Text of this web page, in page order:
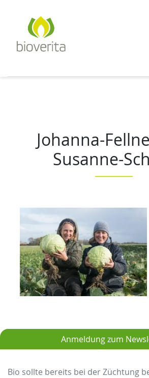
Johanna-
Susanne-
Anmeldung zum
Bio sollte bereits bei der Züchtung